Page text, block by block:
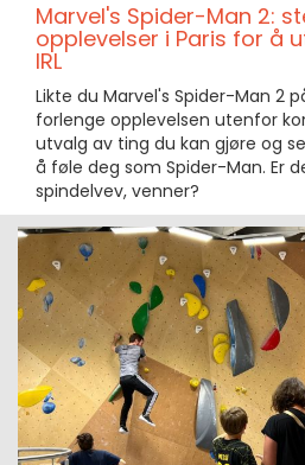
Marvel's Spider-Man 2:
opplevelser i Paris for å
IRL
Likte du Marvel's Spider-Man 2
forlenge opplevelsen utenfor
utvalg av ting du kan gjøre og
å føle deg som Spider-Man. Er
spindelvev, venner?